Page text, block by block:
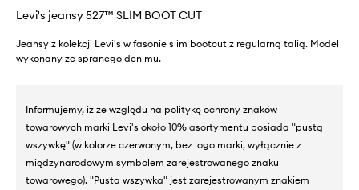
Levi's jeansy 527™ SLIM BOOT CUT
Jeansy z kolekcji Levi's w fasonie slim bootcut z regularną talią. Model
wykonany ze spranego denimu.
Informujemy, iż ze względu na politykę ochrony znaków
towarowych marki Levi's około 10% asortymentu posiada "pustą
wszywkę" (w kolorze czerwonym, bez logo marki, wyłącznie z
międzynarodowym symbolem zarejestrowanego znaku
towarowego). "Pusta wszywka" jest zarejestrowanym znakiem